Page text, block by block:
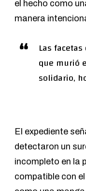
el hecho como
manera
Las
que murió
solidario,
El expediente
detectaron un
incompleto en la
compatible con